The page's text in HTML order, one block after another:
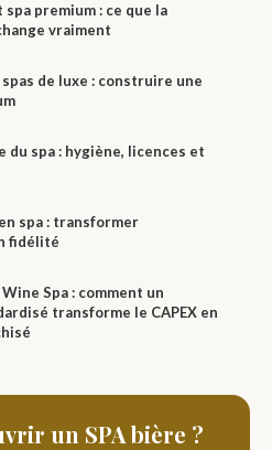
premium : ce que la
vraiment
de luxe : construire une
du spa : hygiène, licences et
spa : transformer
fidélité
Spa : comment un
transforme le CAPEX en
un SPA bière ?